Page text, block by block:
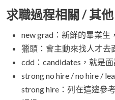
求職過程相關 / 其他
new grad：新鮮的畢業生
獵頭：會主動來找人才去
cdd：candidates，就是面
strong no hire / no hire /
strong hire：列在這邊參